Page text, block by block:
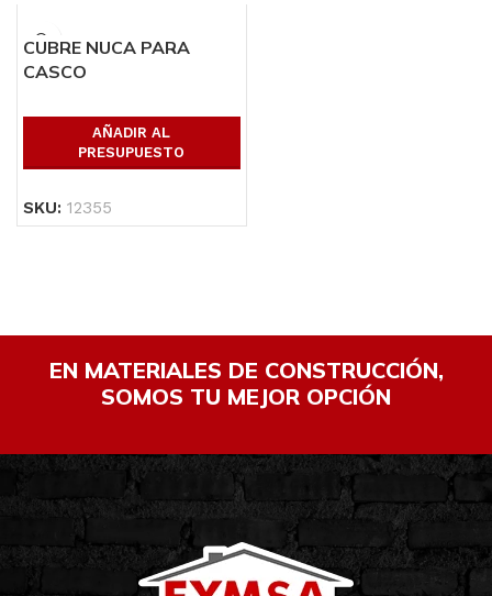
CUBRE NUCA PARA
CASCO
AÑADIR AL
PRESUPUESTO
SKU: 12355
EN MATERIALES DE CONSTRUCCIÓN,
SOMOS TU MEJOR OPCIÓN